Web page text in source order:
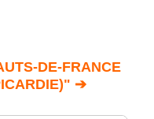
DE-FRANCE
➔